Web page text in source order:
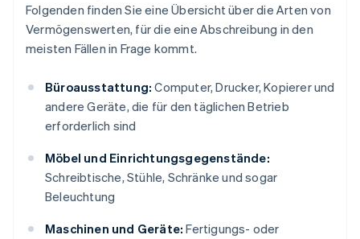
Folgenden finden Sie eine Übersicht über die Arten von
Vermögenswerten, für die eine Abschreibung in den
meisten Fällen in Frage kommt.
Büroausstattung: Computer, Drucker, Kopierer und
andere Geräte, die für den täglichen Betrieb
erforderlich sind
Möbel und Einrichtungsgegenstände:
Schreibtische, Stühle, Schränke und sogar
Beleuchtung
Maschinen und Geräte: Fertigungs- oder